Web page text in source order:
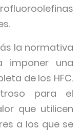
la normativa
imponer una
de los HFC.
para el
que utilicen
a los que se